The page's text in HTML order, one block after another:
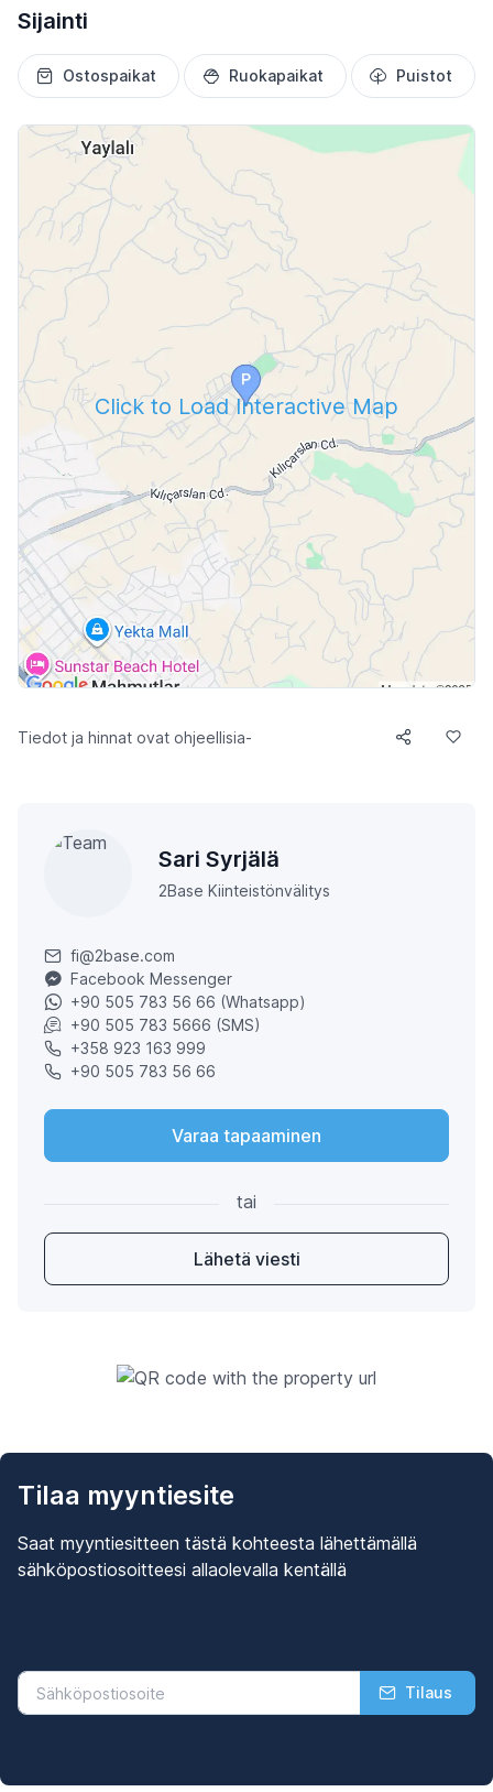
Sijainti
Ostospaikat Ruokapaikat Puistot
Click to Load Interactive Map
Tiedot ja hinnat ovat ohjeellisia-
Sari Syrjälä
2Base Kiinteistönvälitys
fi@2base.com
Facebook Messenger
+90 505 783 56 66 (Whatsapp)
+90 505 783 5666 (SMS)
+358 923 163 999
+90 505 783 56 66
Varaa tapaaminen
tai
Lähetä viesti
Tilaa myyntiesite
Saat myyntiesitteen tästä kohteesta lähettämällä
sähköpostiosoitteesi allaolevalla kentällä
Tilaus